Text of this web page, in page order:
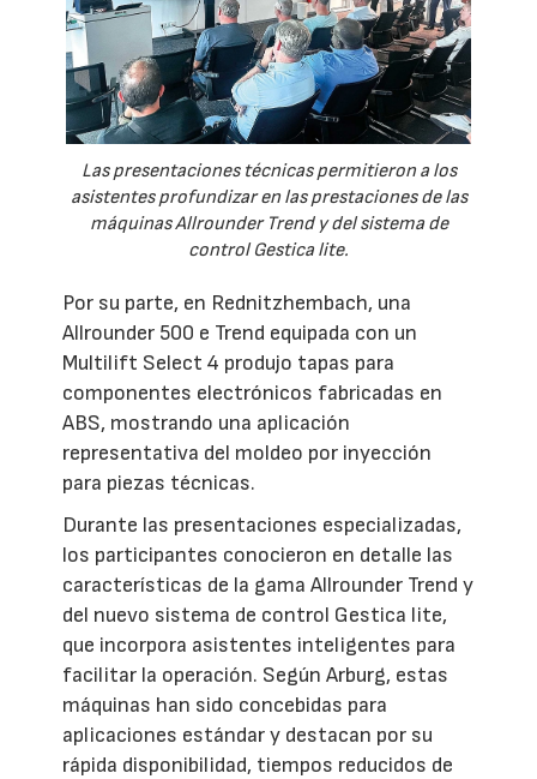
Las presentaciones técnicas permitieron a los
asistentes profundizar en las prestaciones de las
máquinas Allrounder Trend y del sistema de
control Gestica lite.
Por su parte, en Rednitzhembach, una
Allrounder 500 e Trend equipada con un
Multilift Select 4 produjo tapas para
componentes electrónicos fabricadas en
ABS, mostrando una aplicación
representativa del moldeo por inyección
para piezas técnicas.
Durante las presentaciones especializadas,
los participantes conocieron en detalle las
características de la gama Allrounder Trend y
del nuevo sistema de control Gestica lite,
que incorpora asistentes inteligentes para
facilitar la operación. Según Arburg, estas
máquinas han sido concebidas para
aplicaciones estándar y destacan por su
rápida disponibilidad, tiempos reducidos de